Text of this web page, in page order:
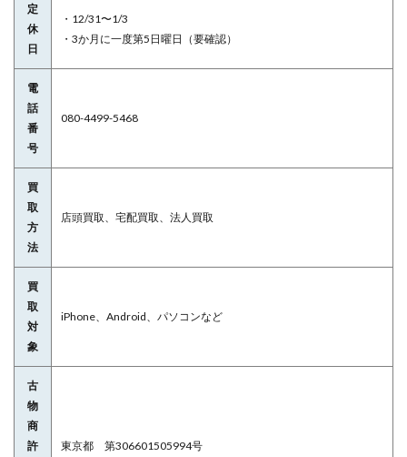
定
休
日
・12/31〜1/3
・3か月に一度第5日曜日（要確認）
電
話
番
号
080-4499-5468
買
取
方
法
店頭買取、宅配買取、法人買取
買
取
対
象
iPhone、Android、パソコンなど
古
物
商
許
東京都 第306601505994号